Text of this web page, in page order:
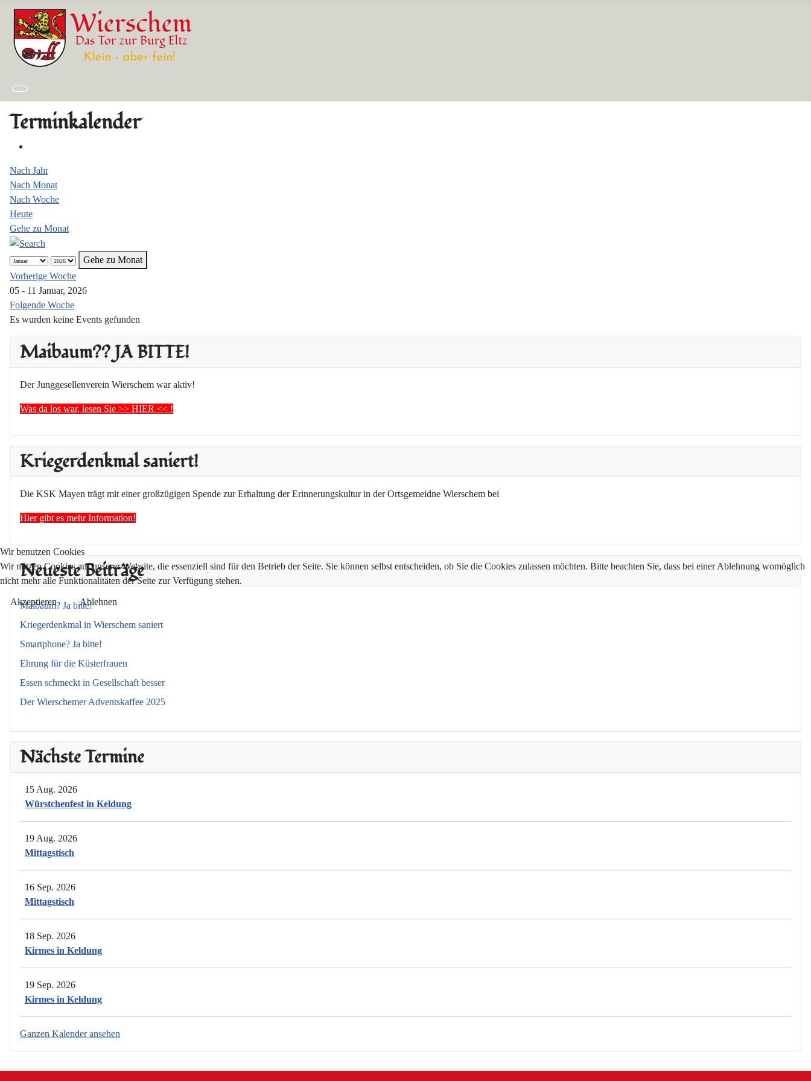
Maibaum?? JA BITTE!
Der Junggesellenverein Wierschem war aktiv!
Was da los war, lesen Sie >> HIER << !
Kriegerdenkmal saniert!
Die KSK Mayen trägt mit einer großzügigen Spende zur Erhaltung der Erinnerungskultur in der Ortsgemeidne Wierschem bei
Hier gibt es mehr Information!
Neueste Beiträge
Maibaum? Ja bitte!
Kriegerdenkmal in Wierschem saniert
Smartphone? Ja bitte!
Ehrung für die Küsterfrauen
Essen schmeckt in Gesellschaft besser
Der Wierschemer Adventskaffee 2025
Nächste Termine
15 Aug. 2026
Würstchenfest in Keldung
19 Aug. 2026
Mittagstisch
16 Sep. 2026
Mittagstisch
18 Sep. 2026
Kirmes in Keldung
19 Sep. 2026
Kirmes in Keldung
Ganzen Kalender ansehen
Terminkalender
Nach Jahr
Nach Monat
Nach Woche
Heute
Gehe zu Monat
Gehe zu Monat
Vorherige Woche
05 - 11 Januar, 2026
Folgende Woche
Es wurden keine Events gefunden
Wir benutzen Cookies
Wir nutzen Cookies auf unserer Website, die essenziell sind für den Betrieb der Seite. Sie können selbst entscheiden, ob Sie die Cookies zulassen möchten. Bitte beachten Sie, dass bei einer Ablehnung womöglich
nicht mehr alle Funktionalitäten der Seite zur Verfügung stehen.
Akzeptieren Ablehnen